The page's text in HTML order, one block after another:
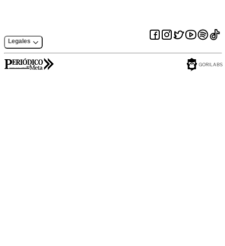
Legales
GORILABS